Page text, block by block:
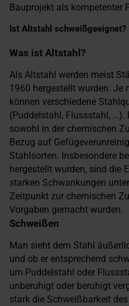
Bauprojekt als kompetenter
Ist Altstahl schweißgeeignet?
Was ist Altstahl?
Als Altstahl werden meist
1960 hergestellt wurden. Je
können verschiedene
(Puddelstahl, Flussstahl, …).
sowohl in der chemischen
Bezug auf
Stahlsorten. Insbesondere
hergestellt wurden, sind die
starken Schwankungen
Zeitpunkt zur chemischen
Vorgaben gemacht wurden.
Schweißen
Man sieht dem Stahl
und ob er entsprechend
um Puddelstahl oder
unberuhigt oder beruhigt
stark die Schweißbarkeit